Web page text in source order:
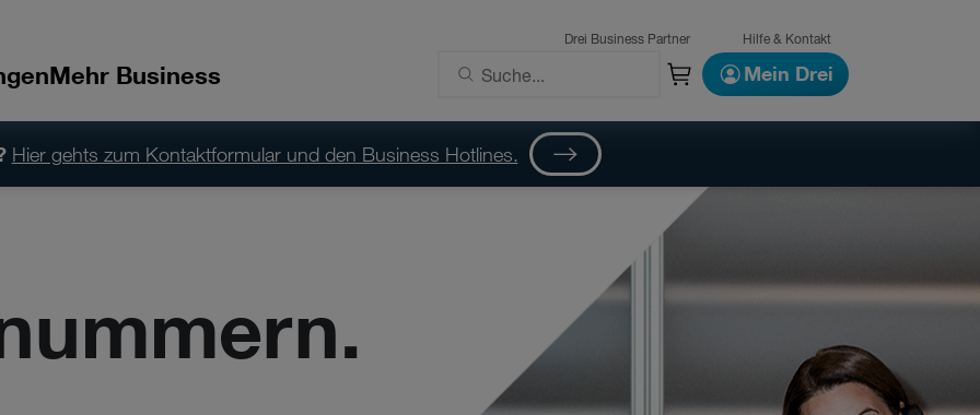
Drei Business Partner Hilfe & Kontakt
Mehr Business Mein Drei
Hier gehts zum Kontaktformular und den Business Hotlines.